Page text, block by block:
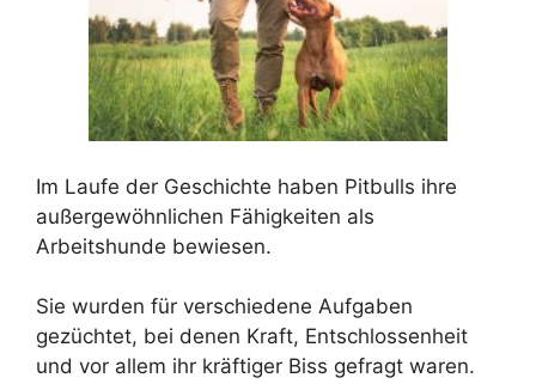
Im Laufe der Geschichte haben Pitbulls ihre
außergewöhnlichen Fähigkeiten als
Arbeitshunde bewiesen.
Sie wurden für verschiedene Aufgaben
gezüchtet, bei denen Kraft, Entschlossenheit
und vor allem ihr kräftiger Biss gefragt waren.